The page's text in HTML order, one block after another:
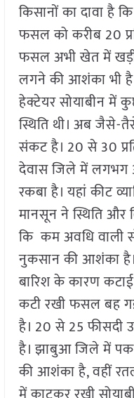
किसानों का दावा है
फसल को करीब 20
फसल अभी खेत में खड़ी
लगने की आशंका भी
हेक्टेयर सोयाबीन में
स्थिति थी। अब जैसे-
संकट है। 20 से 30
देवास जिले में लगभग
रकबा है। यहां कीट
मानसून ने स्थिति और
कि कम अवधि वाली
नुकसान की आशंका है।
बारिश के कारण
कटी रखी फसल बह
है। 20 से 25 फीसदी
है। झाबुआ जिले में
की आशंका है, वहीं